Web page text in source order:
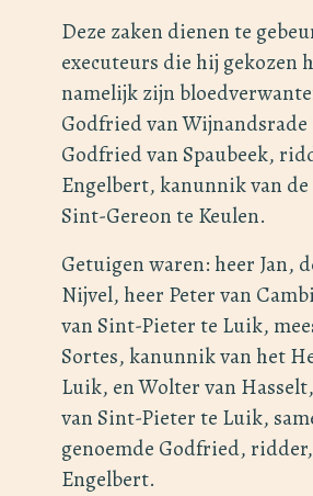
Deze zaken dienen te
executeurs die hij gekozen
namelijk zijn
Godfried van Wijnandsrade
Godfried van Spaubeek,
Engelbert, kanunnik van
Sint-Gereon te Keulen.
Getuigen waren: heer Jan,
Nijvel, heer Peter van
van Sint-Pieter te Luik,
Sortes, kanunnik van het
Luik, en Wolter van
van Sint-Pieter te Luik,
genoemde Godfried,
Engelbert.